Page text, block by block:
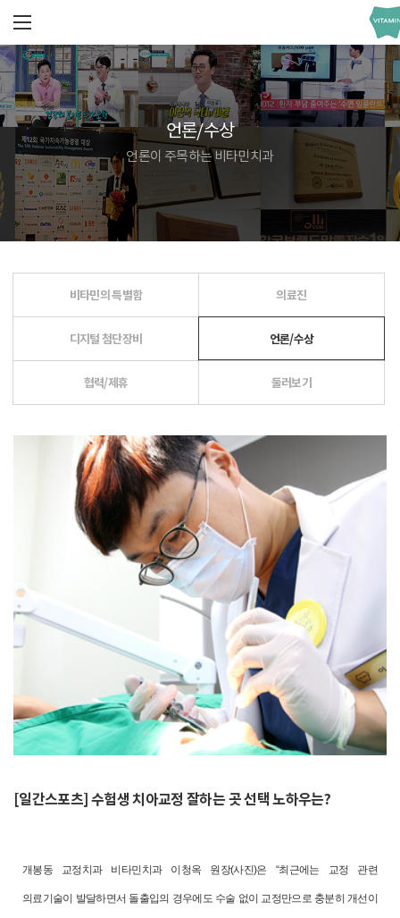
언론/수상
언론이 주목하는 비타민치과
비타민의 특별함 의료진
디지털 첨단장비 언론/수상
협력/제휴 둘러보기
[일간스포츠] 수험생 치아교정 잘하는 곳 선택 노하우는?
개봉동 교정치과 비타민치과 이청옥 원장(사진)은 “최근에는 교정 관련
의료기술이 발달하면서 돌출입의 경우에도 수술 없이 교정만으로 충분히 개선이